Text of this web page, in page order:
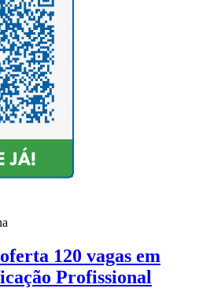
120 vagas em
Profissional